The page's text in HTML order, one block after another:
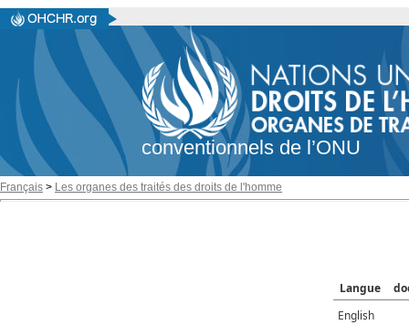
conventionnels de l’ONU
Français > Les organes des traités des droits de l'homme
Langue
English